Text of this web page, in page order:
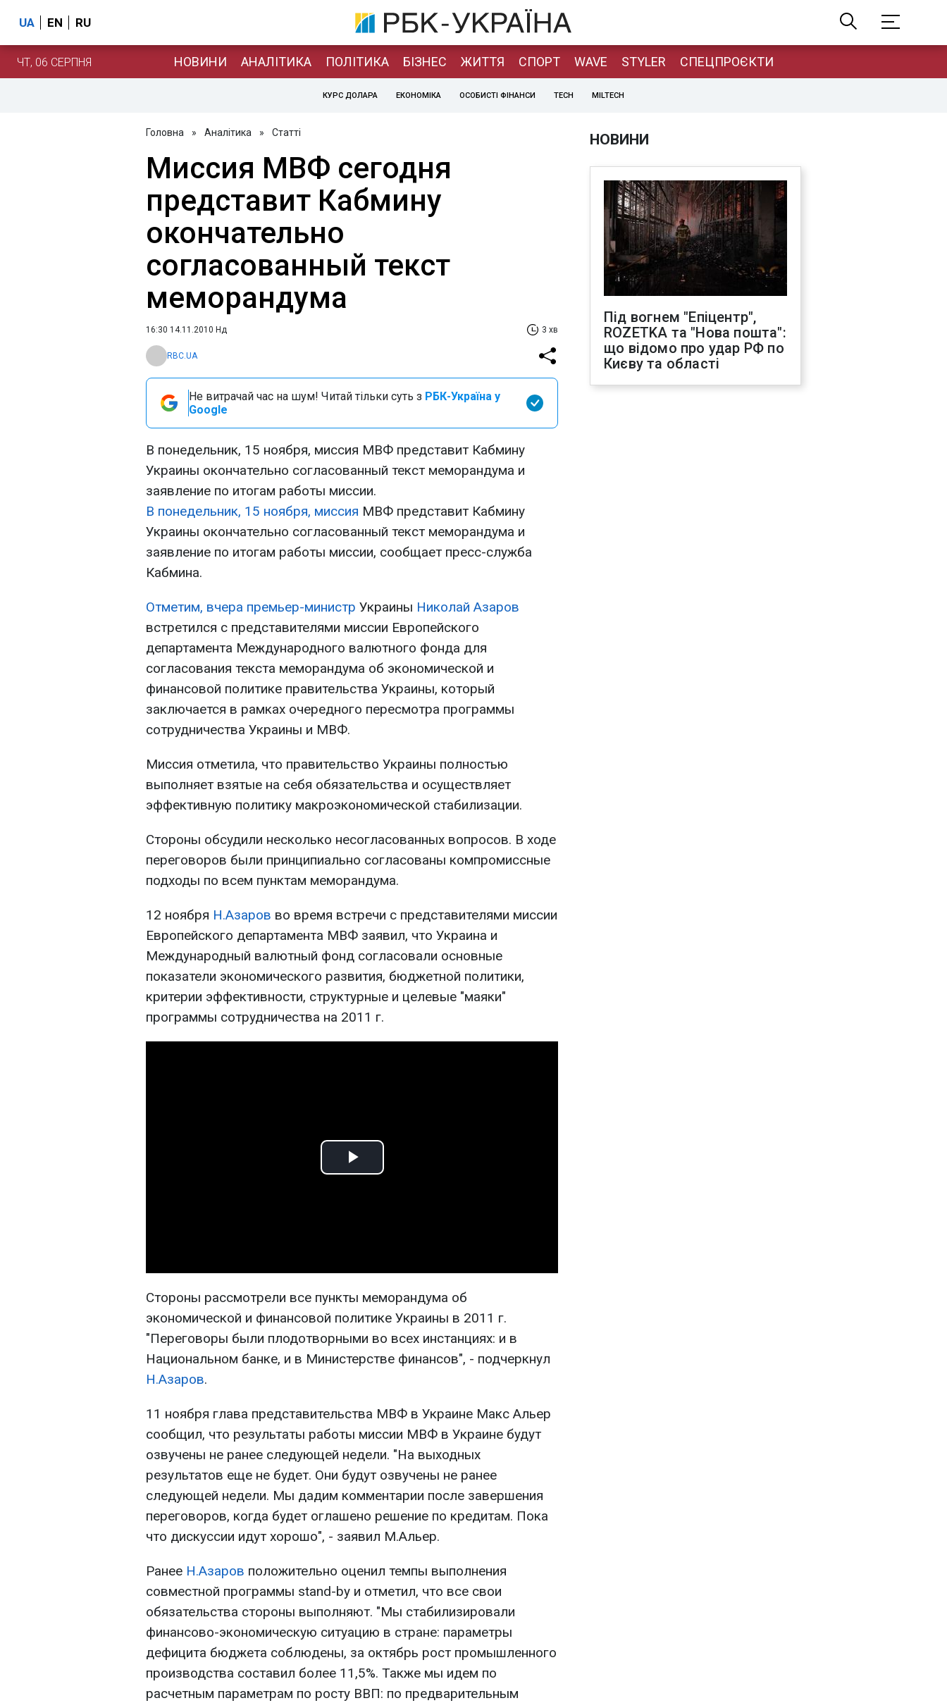
UA EN RU
ЧТ, 06 СЕРПНЯ НОВИНИ АНАЛІТИКА ПОЛІТИКА БІЗНЕС ЖИТТЯ СПОРТ WAVE STYLER СПЕЦПРОЄКТИ
КУРС ДОЛАРА ЕКОНОМІКА ОСОБИСТІ ФІНАНСИ TECH MILTECH
Головна » Аналітика » Статті
Миссия МВФ сегодня
представит Кабмину
окончательно
согласованный текст
меморандума
16:30 14.11.2010 Нд 3 хв
RBC.UA
Не витрачай час на шум! Читай тільки суть з РБК-Україна у
Google
В понедельник, 15 ноября, миссия МВФ представит Кабмину
Украины окончательно согласованный текст меморандума и
заявление по итогам работы миссии.
В понедельник, 15 ноября, миссия МВФ представит Кабмину
Украины окончательно согласованный текст меморандума и
заявление по итогам работы миссии, сообщает пресс-служба
Кабмина.
Отметим, вчера премьер-министр Украины Николай Азаров
встретился с представителями миссии Европейского
департамента Международного валютного фонда для
согласования текста меморандума об экономической и
финансовой политике правительства Украины, который
заключается в рамках очередного пересмотра программы
сотрудничества Украины и МВФ.
Миссия отметила, что правительство Украины полностью
выполняет взятые на себя обязательства и осуществляет
эффективную политику макроэкономической стабилизации.
Стороны обсудили несколько несогласованных вопросов. В ходе
переговоров были принципиально согласованы компромиссные
подходы по всем пунктам меморандума.
12 ноября Н.Азаров во время встречи с представителями миссии
Европейского департамента МВФ заявил, что Украина и
Международный валютный фонд согласовали основные
показатели экономического развития, бюджетной политики,
критерии эффективности, структурные и целевые "маяки"
программы сотрудничества на 2011 г.
Play
Стороны рассмотрели все пункты меморандума об
экономической и финансовой политике Украины в 2011 г.
"Переговоры были плодотворными во всех инстанциях: и в
Национальном банке, и в Министерстве финансов", - подчеркнул
Н.Азаров.
11 ноября глава представительства МВФ в Украине Макс Альер
сообщил, что результаты работы миссии МВФ в Украине будут
озвучены не ранее следующей недели. "На выходных
результатов еще не будет. Они будут озвучены не ранее
следующей недели. Мы дадим комментарии после завершения
переговоров, когда будет оглашено решение по кредитам. Пока
что дискуссии идут хорошо", - заявил М.Альер.
Ранее Н.Азаров положительно оценил темпы выполнения
совместной программы stand-by и отметил, что все свои
обязательства стороны выполняют. "Мы стабилизировали
финансово-экономическую ситуацию в стране: параметры
дефицита бюджета соблюдены, за октябрь рост промышленного
производства составил более 11,5%. Также мы идем по
расчетным параметрам по росту ВВП: по предварительным
НОВИНИ
Під вогнем "Епіцентр",
ROZETKA та "Нова пошта":
що відомо про удар РФ по
Києву та області